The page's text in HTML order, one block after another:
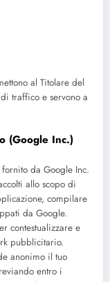
al Titolare del
traffico e servono a
(Google Inc.)
da Google Inc.
allo scopo di
compilare
da Google.
contestualizzare e
pubblicitario.
anonimo il tuo
entro i